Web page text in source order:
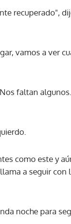
recuperado",
vamos a ver
faltan
como este y
a seguir con
noche para